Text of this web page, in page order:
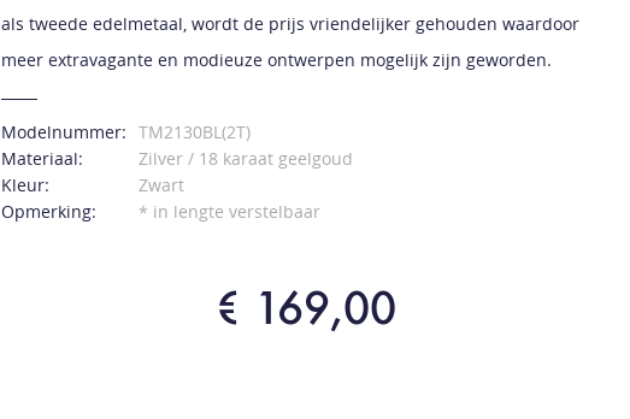
als tweede edelmetaal, wordt de prijs vriendelijker gehouden waardoor
meer extravagante en modieuze ontwerpen mogelijk zijn geworden.
Modelnummer:
TM2130BL(2T)
Materiaal:
Zilver / 18 karaat geelgoud
Kleur:
Zwart
Opmerking:
* in lengte verstelbaar
€ 169,00